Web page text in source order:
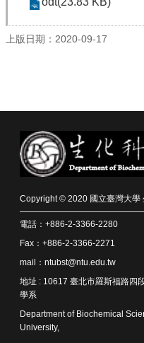
介
生
專
大
學
部
碩
博
士
班
上版日期：2020-09-17
Copyright © 2020 國立臺灣大學
電話：+886-2-3366-2280
Fax：+886-2-3366-2271
mail：ntubst@ntu.edu.tw
地址 : 10617 臺北市羅斯福路四
學系
Department of Biochemical
University,